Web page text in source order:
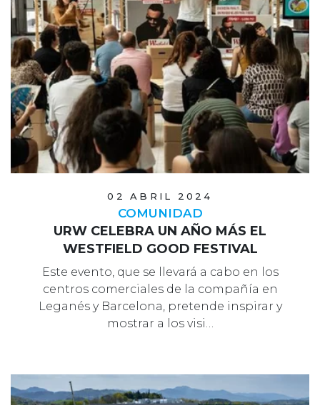
02 ABRIL 2024
COMUNIDAD
URW CELEBRA UN AÑO MÁS EL
WESTFIELD GOOD FESTIVAL
Este evento, que se llevará a cabo en los
centros comerciales de la compañía en
Leganés y Barcelona, pretende inspirar y
mostrar a los visi…